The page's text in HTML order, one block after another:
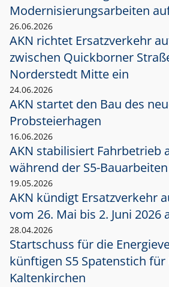
Modernisierungsarbeiten
26.06.2026
AKN richtet Ersatzverkehr
zwischen Quickborner
Norderstedt Mitte ein
24.06.2026
AKN startet den Bau des
Probsteierhagen
16.06.2026
AKN stabilisiert Fahrbetrieb
während der S5-Bauarbeiten
19.05.2026
AKN kündigt Ersatzverkehr
vom 26. Mai bis 2. Juni 2026
28.04.2026
Startschuss für die
künftigen S5 Spatenstich
Kaltenkirchen